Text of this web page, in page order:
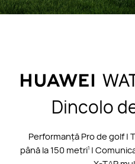
Dincolo
Performanță Pro de golf |
până la 150 metri1|